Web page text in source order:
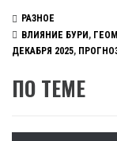
РАЗНОЕ
ВЛИЯНИЕ БУРИ ,
ДЕКАБРЯ 2025,
ПО ТЕМЕ